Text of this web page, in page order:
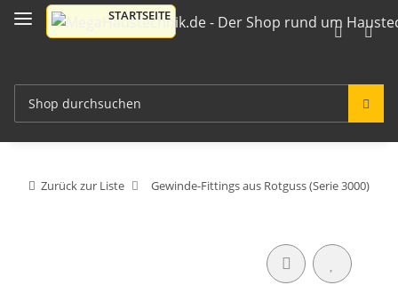
Zurück zur Liste Gewinde-Fittings aus Rotguss (Serie 3000)